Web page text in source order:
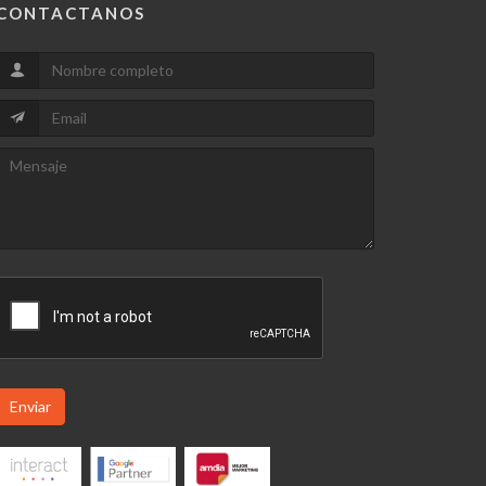
Enviar